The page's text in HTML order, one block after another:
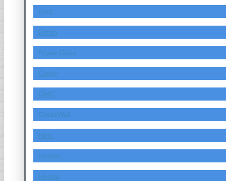
Ford
Foton
Fuyao Glass
Geely
GMC
GreatWall
Hino
Holden
Honda